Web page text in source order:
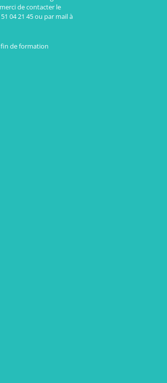
de contacter le
04 21 45 ou par mail à
fin de formation